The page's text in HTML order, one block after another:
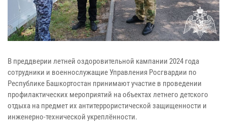
В преддверии летней оздоровительной кампании 2024 года
сотрудники и военнослужащие Управления Росгвардии по
Республике Башкортостан принимают участие в проведении
профилактических мероприятий на объектах летнего детского
отдыха на предмет их антитеррористической защищенности и
инженерно-технической укреплённости.